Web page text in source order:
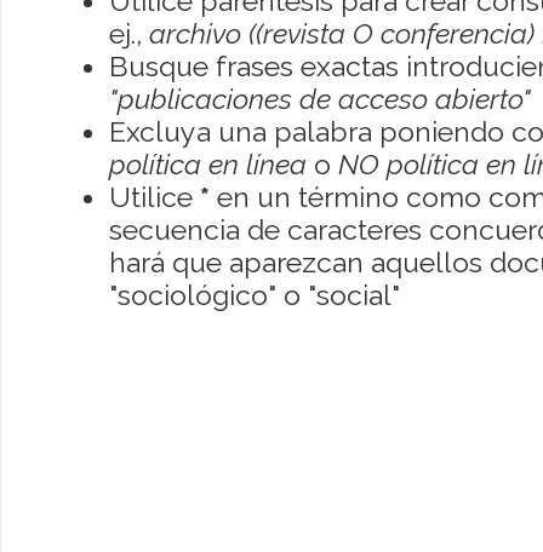
ej., archivo ((revista O conferencia)
Busque frases exactas
"publicaciones de acceso abierto"
Excluya una palabra poniendo
política en línea o NO política en
Utilice * en un término como
secuencia de caracteres
hará que aparezcan aquellos
"sociológico" o "social"